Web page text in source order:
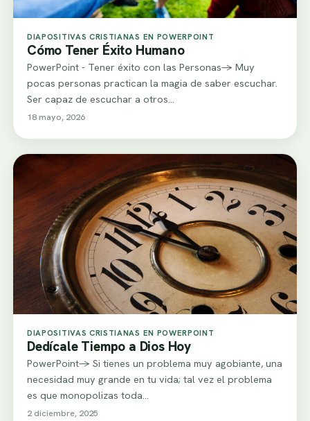
DIAPOSITIVAS CRISTIANAS EN POWERPOINT
Cómo Tener Éxito Humano
PowerPoint - Tener éxito con las Personas-> Muy
pocas personas practican la magia de saber escuchar.
Ser capaz de escuchar a otros…
18 mayo, 2026
DIAPOSITIVAS CRISTIANAS EN POWERPOINT
Dedícale Tiempo a Dios Hoy
PowerPoint-> Si tienes un problema muy agobiante, una
necesidad muy grande en tu vida; tal vez el problema
es que monopolizas toda…
2 diciembre, 2025